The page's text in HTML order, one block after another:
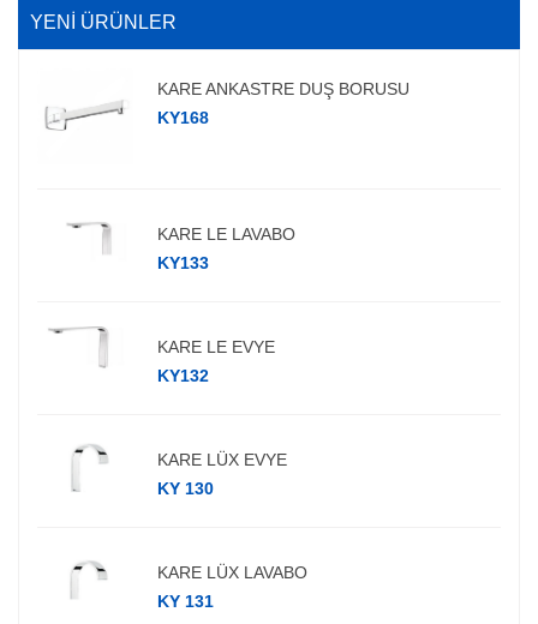
YENİ ÜRÜNLER
KARE ANKASTRE DUŞ BORUSU
KY168
KARE LE LAVABO
KY133
KARE LE EVYE
KY132
KARE LÜX EVYE
KY 130
KARE LÜX LAVABO
KY 131